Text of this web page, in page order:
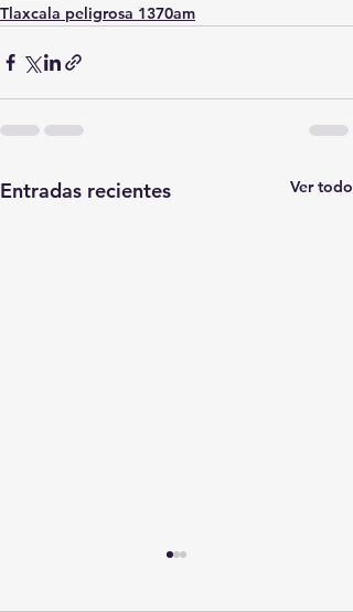
Tlaxcala peligrosa 1370am
Entradas recientes Ver todo